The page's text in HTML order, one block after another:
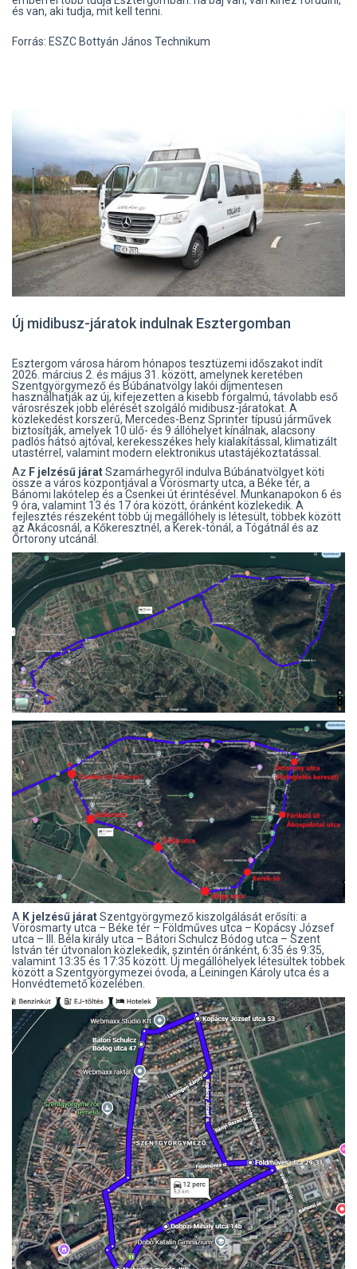
és van, aki tudja, mit kell tenni.
Forrás: ESZC Bottyán János Technikum
Új midibusz-járatok indulnak Esztergomban
Esztergom városa három hónapos tesztüzemi időszakot indít
2026. március 2. és május 31. között, amelynek keretében
Szentgyörgymező és Búbánatvölgy lakói díjmentesen
használhatják az új, kifejezetten a kisebb forgalmú, távolabb eső
városrészek jobb elérését szolgáló midibusz-járatokat. A
közlekedést korszerű, Mercedes-Benz Sprinter típusú járművek
biztosítják, amelyek 10 ülő- és 9 állóhelyet kínálnak, alacsony
padlós hátsó ajtóval, kerekesszékes hely kialakítással, klimatizált
utastérrel, valamint modern elektronikus utastájékoztatással.
Az F jelzésű járatSzamárhegyről indulva Búbánatvölgyet köti
össze a város központjával a Vörösmarty utca, a Béke tér, a
Bánomi lakótelep és a Csenkei út érintésével. Munkanapokon 6 és
9 óra, valamint 13 és 17 óra között, óránként közlekedik. A
fejlesztés részeként több új megállóhely is létesült, többek között
az Akácosnál, a Kőkeresztnél, a Kerek-tónál, a Tógátnál és az
Őrtorony utcánál.
A K jelzésű járatSzentgyörgymező kiszolgálását erősíti: a
Vörösmarty utca – Béke tér – Földműves utca – Kopácsy József
utca – III. Béla király utca – Bátori Schulcz Bódog utca – Szent
István tér útvonalon közlekedik, szintén óránként, 6:35 és 9:35,
valamint 13:35 és 17:35 között. Új megállóhelyek létesültek többek
között a Szentgyörgymezei óvoda, a Leiningen Károly utca és a
Honvédtemető közelében.